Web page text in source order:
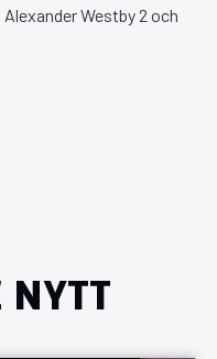
Westby 2 och